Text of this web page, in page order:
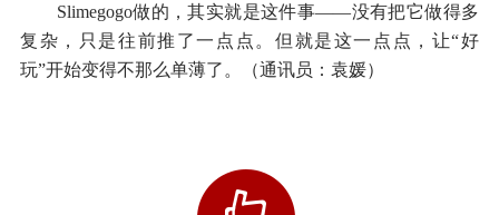
Slimegogo做的，其实就是这件事——没有把它做得多
复杂，只是往前推了一点点。但就是这一点点，让“好
玩”开始变得不那么单薄了。（通讯员：袁媛）